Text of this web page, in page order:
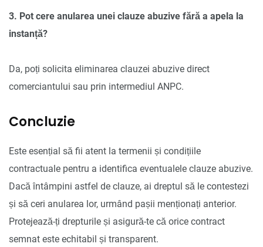
3. Pot cere anularea unei clauze abuzive fără a apela la
instanță?
Da, poți solicita eliminarea clauzei abuzive direct
comerciantului sau prin intermediul ANPC.
Concluzie
Este esențial să fii atent la termenii și condițiile
contractuale pentru a identifica eventualele clauze abuzive.
Dacă întâmpini astfel de clauze, ai dreptul să le contestezi
și să ceri anularea lor, urmând pașii menționați anterior.
Protejează-ți drepturile și asigură-te că orice contract
semnat este echitabil și transparent.